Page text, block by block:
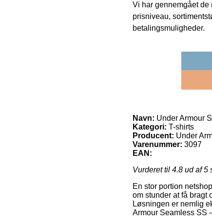
Vi har gennemgået
prisniveau,
betalingsmuligheder.
Navn: Under Armour
Kategori: T-shirts
Producent: Under
Varenummer: 3097
EAN:
Vurderet til 4.8 ud af 5
En stor portion
om stunder at få bragt
Løsningen er nemlig
Armour Seamless SS